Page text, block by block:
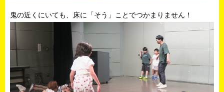
鬼の近くにいても、床に「そう」ことでつかまりません！